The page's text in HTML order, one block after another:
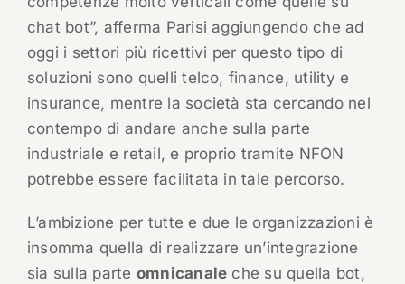
chat bot”, afferma Parisi aggiungendo che ad
oggi i settori più ricettivi per questo tipo di
soluzioni sono quelli telco, finance, utility e
insurance, mentre la società sta cercando nel
contempo di andare anche sulla parte
industriale e retail, e proprio tramite NFON
potrebbe essere facilitata in tale percorso.
L’ambizione per tutte e due le organizzazioni è
insomma quella di realizzare un’integrazione
sia sulla parte omnicanale che su quella bot,